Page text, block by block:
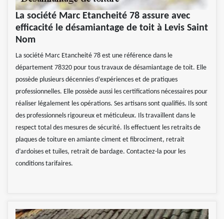
La société Marc Etancheité 78 assure avec
efficacité le désamiantage de toit à Levis Saint
Nom
La société Marc Etancheité 78 est une référence dans le
département 78320 pour tous travaux de désamiantage de toit. Elle
possède plusieurs décennies d’expériences et de pratiques
professionnelles. Elle possède aussi les certifications nécessaires pour
réaliser légalement les opérations. Ses artisans sont qualifiés. Ils sont
des professionnels rigoureux et méticuleux. Ils travaillent dans le
respect total des mesures de sécurité. Ils effectuent les retraits de
plaques de toiture en amiante ciment et fibrociment, retrait
d’ardoises et tuiles, retrait de bardage. Contactez-la pour les
conditions tarifaires.